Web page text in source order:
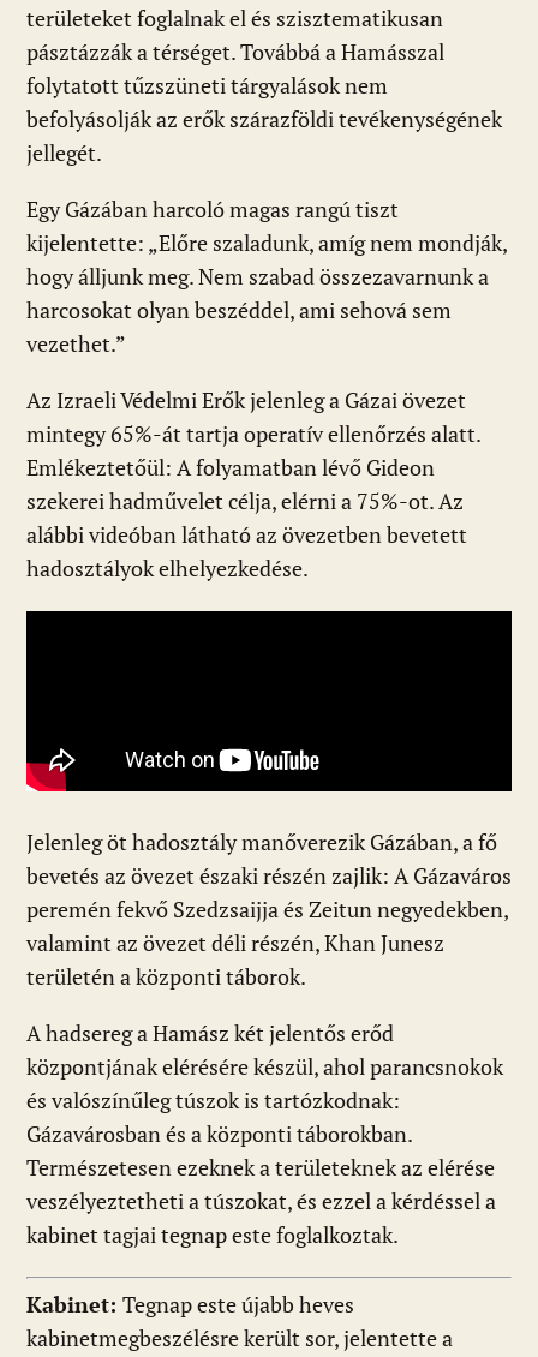
területeket foglalnak el és szisztematikusan
pásztázzák a térséget. Továbbá a Hamásszal
folytatott tűzszüneti tárgyalások nem
befolyásolják az erők szárazföldi tevékenységének
jellegét.
Egy Gázában harcoló magas rangú tiszt
kijelentette: „Előre szaladunk, amíg nem mondják,
hogy álljunk meg. Nem szabad összezavarnunk a
harcosokat olyan beszéddel, ami sehová sem
vezethet.”
Az Izraeli Védelmi Erők jelenleg a Gázai övezet
mintegy 65%-át tartja operatív ellenőrzés alatt.
Emlékeztetőül: A folyamatban lévő Gideon
szekerei hadművelet célja, elérni a 75%-ot. Az
alábbi videóban látható az övezetben bevetett
hadosztályok elhelyezkedése.
Jelenleg öt hadosztály manőverezik Gázában, a fő
bevetés az övezet északi részén zajlik: A Gázaváros
peremén fekvő Szedzsaijja és Zeitun negyedekben,
valamint az övezet déli részén, Khan Junesz
területén a központi táborok.
A hadsereg a Hamász két jelentős erőd
központjának elérésére készül, ahol parancsnokok
és valószínűleg túszok is tartózkodnak:
Gázavárosban és a központi táborokban.
Természetesen ezeknek a területeknek az elérése
veszélyeztetheti a túszokat, és ezzel a kérdéssel a
kabinet tagjai tegnap este foglalkoztak.
Kabinet: Tegnap este újabb heves
kabinetmegbeszélésre került sor, jelentette a